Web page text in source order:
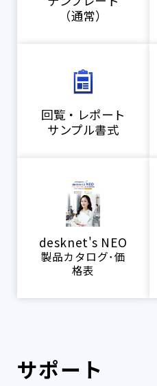
（通常）
回覧・レポート
サンプル書式
desknet's NEO
製品カタログ･価
格表
サポート